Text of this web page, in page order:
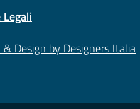
& Design by Designers Italia